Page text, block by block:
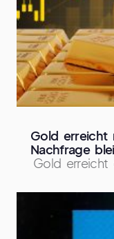
Gold erreicht
Nachfrage
Gold erreicht